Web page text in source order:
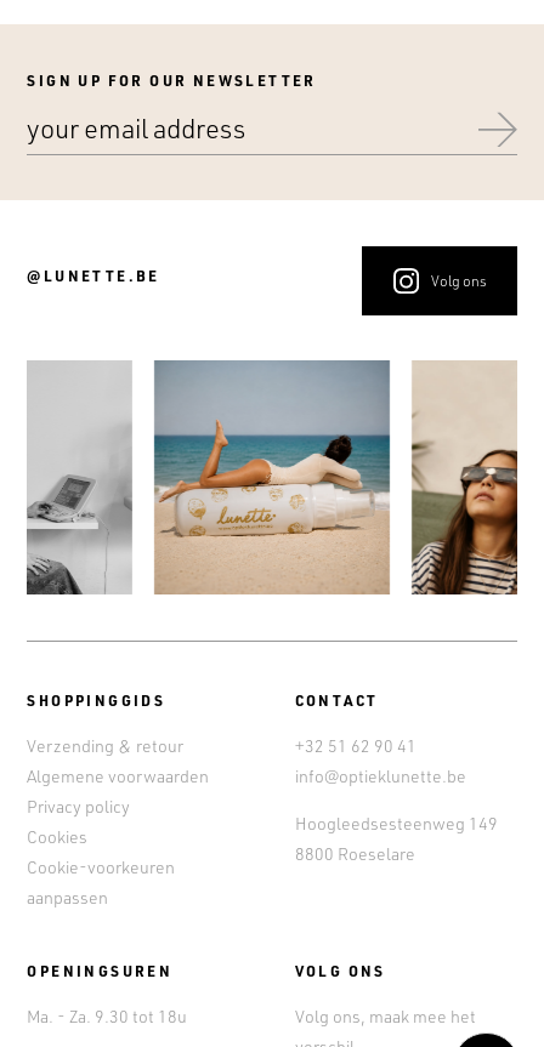
SIGN UP FOR OUR NEWSLETTER
@LUNETTE.BE Volg ons
SHOPPINGGIDS
Verzending & retour
Algemene voorwaarden
Privacy policy
Cookies
Cookie-voorkeuren
aanpassen
CONTACT
+32 51 62 90 41
info@optieklunette.be
Hoogleedsesteenweg 149
8800 Roeselare
OPENINGSUREN
Ma. - Za. 9.30 tot 18u
VOLG ONS
Volg ons, maak mee het